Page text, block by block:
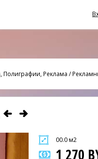
Полиграфии, Реклама /
00.0 м2
1 270